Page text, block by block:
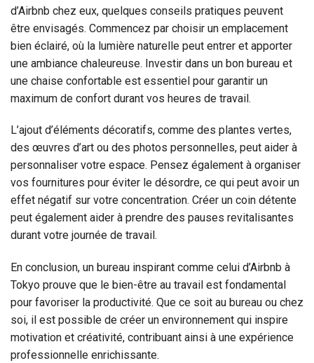
d’Airbnb chez eux, quelques conseils pratiques peuvent
être envisagés. Commencez par choisir un emplacement
bien éclairé, où la lumière naturelle peut entrer et apporter
une ambiance chaleureuse. Investir dans un bon bureau et
une chaise confortable est essentiel pour garantir un
maximum de confort durant vos heures de travail.
L’ajout d’éléments décoratifs, comme des plantes vertes,
des œuvres d’art ou des photos personnelles, peut aider à
personnaliser votre espace. Pensez également à organiser
vos fournitures pour éviter le désordre, ce qui peut avoir un
effet négatif sur votre concentration. Créer un coin détente
peut également aider à prendre des pauses revitalisantes
durant votre journée de travail.
En conclusion, un bureau inspirant comme celui d’Airbnb à
Tokyo prouve que le bien-être au travail est fondamental
pour favoriser la productivité. Que ce soit au bureau ou chez
soi, il est possible de créer un environnement qui inspire
motivation et créativité, contribuant ainsi à une expérience
professionnelle enrichissante.